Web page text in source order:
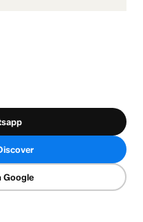
Google